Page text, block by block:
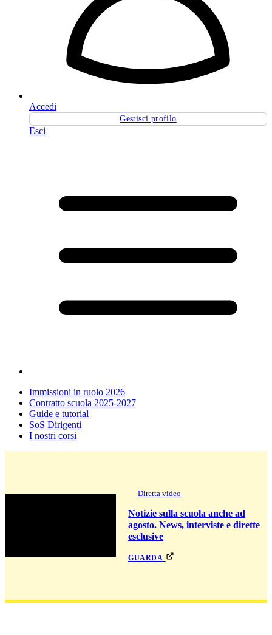
Accedi
Gestisci profilo
Esci
Immissioni in ruolo 2026
Contratto scuola 2025-2027
Guide e tutorial
SoS Dirigenti
I nostri corsi
Diretta video
Notizie sulla scuola anche ad
agosto. News, interviste e dirette
esclusive
guarda